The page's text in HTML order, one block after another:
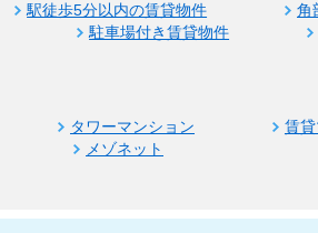
駅徒歩5分以内の賃貸物件
角
駐車場付き賃貸物件
タワーマンション 賃
メゾネット